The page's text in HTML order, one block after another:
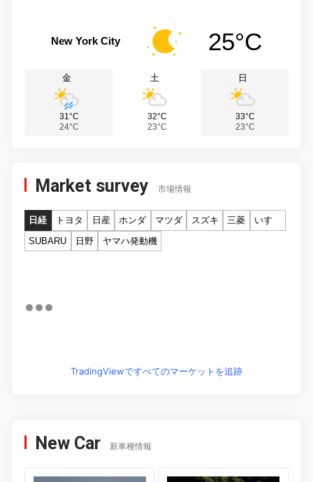
New York City 25°C
金
31°C
24°C
土
32°C
23°C
日
33°C
23°C
Market survey 市場情報
日経 トヨタ 日産 ホンダ マツダ スズキ 三菱
いすゞ
SUBARU
日野 ヤマハ発動機
TradingViewですべてのマーケットを追跡
New Car 新車種情報